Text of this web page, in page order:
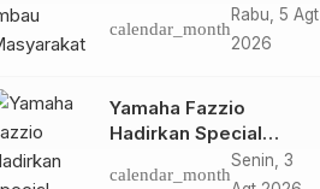
Tidak Beraktivitas di
Atas Jalur Pipa Migas
calendar_month
Rabu, 5 Agt
2026
Yamaha Fazzio
Hadirkan Special
Edition Sunset Blue,
Tampilkan Nuansa
calendar_month
Senin, 3